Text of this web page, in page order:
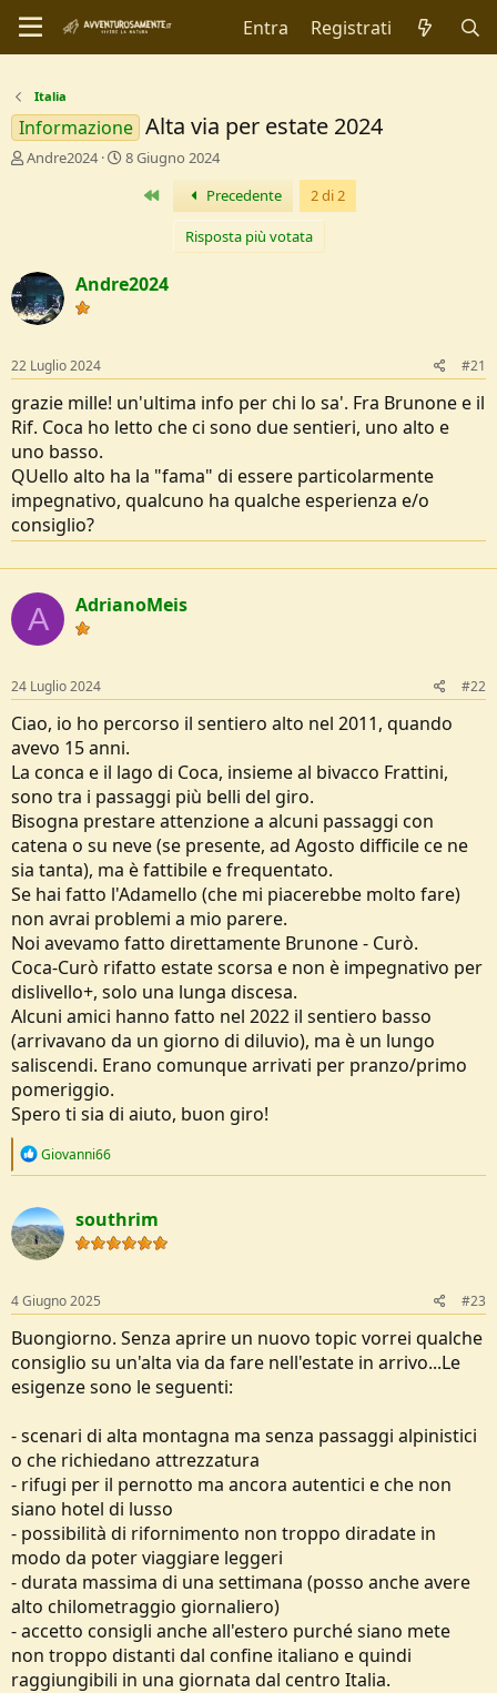
Entra Registrati
Italia
Informazione Alta via per estate 2024
C
r
e
D
s
c
u
s
s
i
o
n
Andre2024
D
I
n
o
8 Giugno 2024
Primo Precedente 2 di 2
Risposta più votata
Andre2024
22 Luglio 2024 #21
grazie mille! un'ultima info per chi lo sa'. Fra Brunone e il
Rif. Coca ho letto che ci sono due sentieri, uno alto e
uno basso.
QUello alto ha la "fama" di essere particolarmente
impegnativo, qualcuno ha qualche esperienza e/o
consiglio?
A AdrianoMeis
24 Luglio 2024 #22
Ciao, io ho percorso il sentiero alto nel 2011, quando
avevo 15 anni.
La conca e il lago di Coca, insieme al bivacco Frattini,
sono tra i passaggi più belli del giro.
Bisogna prestare attenzione a alcuni passaggi con
catena o su neve (se presente, ad Agosto difficile ce ne
sia tanta), ma è fattibile e frequentato.
Se hai fatto l'Adamello (che mi piacerebbe molto fare)
non avrai problemi a mio parere.
Noi avevamo fatto direttamente Brunone - Curò.
Coca-Curò rifatto estate scorsa e non è impegnativo per
dislivello+, solo una lunga discesa.
Alcuni amici hanno fatto nel 2022 il sentiero basso
(arrivavano da un giorno di diluvio), ma è un lungo
saliscendi. Erano comunque arrivati per pranzo/primo
pomeriggio.
Spero ti sia di aiuto, buon giro!
R
c
t
i
o
s
:
Giovanni66
southrim
4 Giugno 2025 #23
Buongiorno. Senza aprire un nuovo topic vorrei qualche
consiglio su un'alta via da fare nell'estate in arrivo...Le
esigenze sono le seguenti:
- scenari di alta montagna ma senza passaggi alpinistici
o che richiedano attrezzatura
- rifugi per il pernotto ma ancora autentici e che non
siano hotel di lusso
- possibilità di rifornimento non troppo diradate in
modo da poter viaggiare leggeri
- durata massima di una settimana (posso anche avere
alto chilometraggio giornaliero)
- accetto consigli anche all'estero purché siano mete
non troppo distanti dal confine italiano e quindi
raggiungibili in una giornata dal centro Italia.